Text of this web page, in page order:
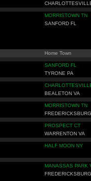
MORRISTOWN TN
SANFORD FL
Home Town
SANFORD FL
TYRONE PA
BEALETON VA
MORRISTOWN TN
PROSPECT CT
WARRENTON VA
HALF MOON NY
MANASSAS PARK